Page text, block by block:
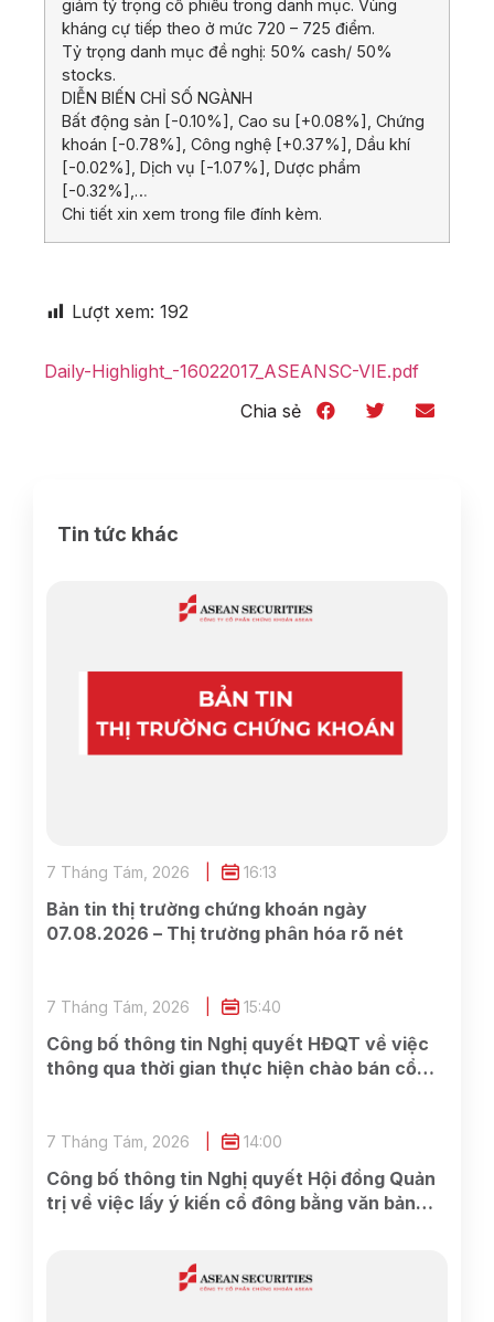
giảm tỷ trọng cổ phiếu trong danh mục. Vùng
kháng cự tiếp theo ở mức 720 – 725 điểm.
Tỷ trọng danh mục đề nghị: 50% cash/ 50%
stocks.
DIỄN BIẾN CHỈ SỐ NGÀNH
Bất động sản [-0.10%], Cao su [+0.08%], Chứng
khoán [-0.78%], Công nghệ [+0.37%], Dầu khí
[-0.02%], Dịch vụ [-1.07%], Dược phẩm
[-0.32%],…
Chi tiết xin xem trong file đính kèm.
Lượt xem: 192
Daily-Highlight_-16022017_ASEANSC-VIE.pdf
Chia sẻ
Tin tức khác
Bản tin thị trường chứng khoán ngày
07.08.2026 – Thị trường phân hóa rõ nét
7 Tháng Tám, 2026 16:13
Công bố thông tin Nghị quyết HĐQT về việc
thông qua thời gian thực hiện chào bán cổ
7 Tháng Tám, 2026 15:40
Công bố thông tin Nghị quyết Hội đồng Quản
trị về việc lấy ý kiến cổ đông bằng văn bản
7 Tháng Tám, 2026 14:00